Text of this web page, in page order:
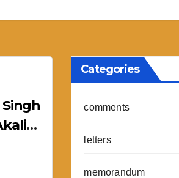
Categories
comments
letters
memorandum